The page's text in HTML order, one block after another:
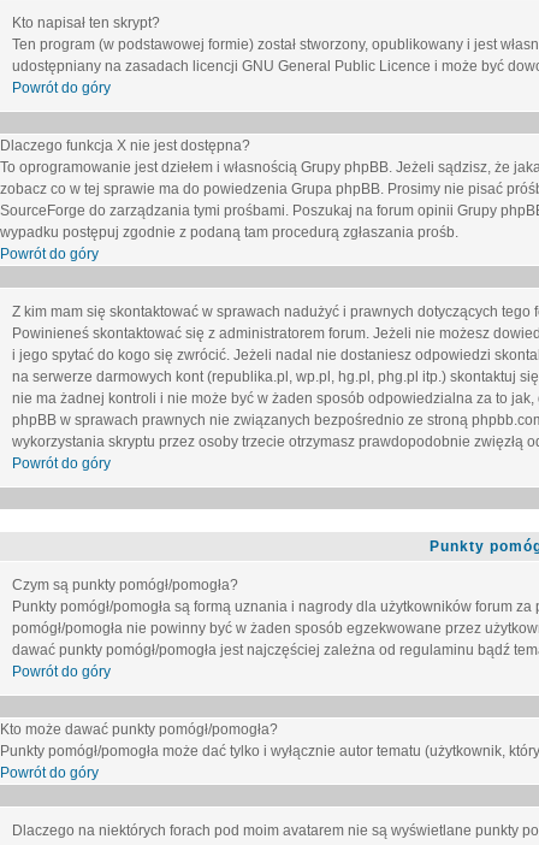
Kto napisał ten skrypt?
Ten program (w podstawowej formie) został stworzony, opublikowany i jest
udostępniany na zasadach licencji GNU General Public Licence i może być
Powrót do góry
Dlaczego funkcja X nie jest dostępna?
To oprogramowanie jest dziełem i własnością Grupy phpBB. Jeżeli sądzisz, że
zobacz co w tej sprawie ma do powiedzenia Grupa phpBB. Prosimy nie pisać
SourceForge do zarządzania tymi prośbami. Poszukaj na forum opinii Grupy
wypadku postępuj zgodnie z podaną tam procedurą zgłaszania prośb.
Powrót do góry
Z kim mam się skontaktować w sprawach nadużyć i prawnych dotyczących tego
Powinieneś skontaktować się z administratorem forum. Jeżeli nie możesz
i jego spytać do kogo się zwrócić. Jeżeli nadal nie dostaniesz odpowiedzi
na serwerze darmowych kont (republika.pl, wp.pl, hg.pl, phg.pl itp.) skontaktuj
nie ma żadnej kontroli i nie może być w żaden sposób odpowiedzialna za to
phpBB w sprawach prawnych nie związanych bezpośrednio ze stroną
wykorzystania skryptu przez osoby trzecie otrzymasz prawdopodobnie zwięzłą
Powrót do góry
Punkty
Czym są punkty pomógł/pomogła?
Punkty pomógł/pomogła są formą uznania i nagrody dla użytkowników forum
pomógł/pomogła nie powinny być w żaden sposób egzekwowane przez
dawać punkty pomógł/pomogła jest najczęściej zależna od regulaminu bądź
Powrót do góry
Kto może dawać punkty pomógł/pomogła?
Punkty pomógł/pomogła może dać tylko i wyłącznie autor tematu (użytkownik,
Powrót do góry
Dlaczego na niektórych forach pod moim avatarem nie są wyświetlane punkty